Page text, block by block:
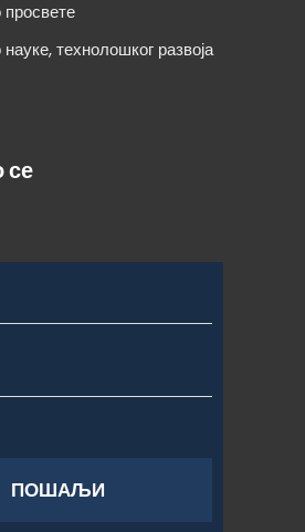
технолошког развоја
се